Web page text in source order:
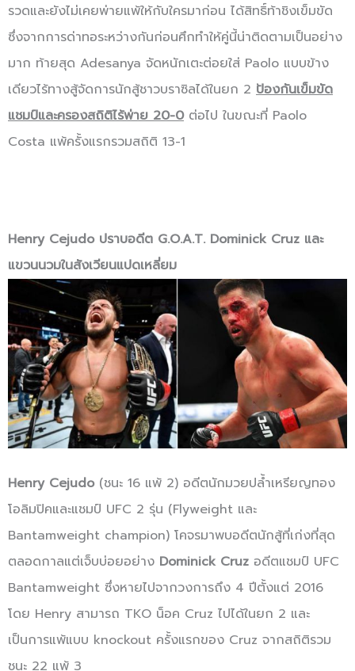
รวดและยังไม่เคยพ่ายแพ้ให้กับใครมาก่อน ได้สิทธิ์ท้าชิงเข็มขัด
ซึ่งจากการด่าทอระหว่างกันก่อนศึกทำให้คู่นี้น่าติดตามเป็นอย่าง
มาก ท้ายสุด Adesanya จัดหนักเตะต่อยใส่ Paolo แบบข้าง
เดียวไร้ทางสู้จัดการนักสู้ชาวบราซิลได้ในยก 2 ป้องกันเข็มขัด
แชมป์และครองสถิติไร้พ่าย 20-0ต่อไป ในขณะที่ Paolo
Costa แพ้ครั้งแรกรวมสถิติ 13-1
Henry Cejudo ปราบอดีต G.O.A.T. Dominick Cruz และ
แขวนนวมในสังเวียนแปดเหลี่ยม
Henry Cejudo(ชนะ 16 แพ้ 2) อดีตนักมวยปล้ำเหรียญทอง
โอลิมปิคและแชมป์ UFC 2 รุ่น (Flyweight และ
Bantamweight champion) โคจรมาพบอดีตนักสู้ที่เก่งที่สุด
ตลอดกาลแต่เจ็บบ่อยอย่าง Dominick Cruz อดีตแชมป์ UFC
Bantamweight ซึ่งหายไปจากวงการถึง 4 ปีตั้งแต่ 2016
โดย Henry สามารถ TKO น็อค Cruz ไปได้ในยก 2 และ
เป็นการแพ้แบบ knockout ครั้งแรกของ Cruz จากสถิติรวม
ชนะ 22 แพ้ 3